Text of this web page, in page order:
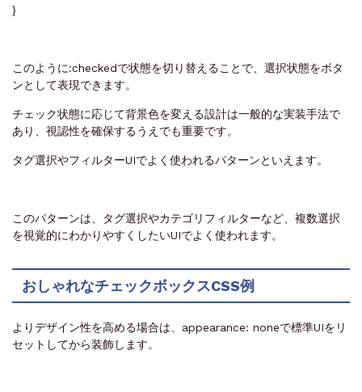
}
このように:checkedで状態を切り替えることで、選択状態をボタ
ンとして表現できます。
チェック状態に応じて背景色を変える設計は一般的な実装手法で
あり、視認性を確保するうえでも重要です。
タグ選択やフィルターUIでよく使われるパターンといえます。
このパターンは、タグ選択やカテゴリフィルターなど、複数選択
を視覚的にわかりやすくしたいUIでよく使われます。
おしゃれなチェックボックスCSS例
よりデザイン性を高める場合は、appearance: noneで標準UIをリ
セットしてから装飾します。